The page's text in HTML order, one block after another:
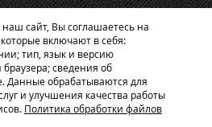
сайт, Вы соглашаетесь на
включают в себя:
тип, язык и версию
сведения об
Данные обрабатываются для
и улучшения качества работы
Политика обработки файлов